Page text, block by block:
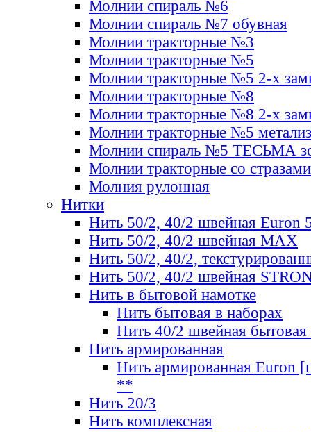
Молнии спираль №6
Молнии спираль №7 обувная
Молнии тракторные №3
Молнии тракторные №5
Молнии тракторные №5 2-х
Молнии тракторные №8
Молнии тракторные №8 2-х
Молнии тракторные №5
Молнии спираль №5 ТЕСЬМА
Молнии тракторные со стразами
Молния рулонная
Нитки
Нить 50/2, 40/2 швейная Euron
Нить 50/2, 40/2 швейная МАХ
Нить 50/2, 40/2,
Нить 50/2, 40/2 швейная
Нить в бытовой намотке
Нить бытовая в наборах
Нить 40/2 швейная бытовая
Нить армированная
Нить армированная Euron
**
Нить 20/3
Нить комплексная